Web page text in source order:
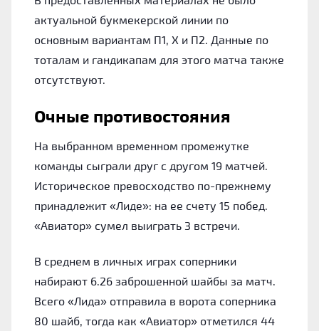
актуальной букмекерской линии по
основным вариантам П1, Х и П2. Данные по
тоталам и гандикапам для этого матча также
отсутствуют.
Очные противостояния
На выбранном временном промежутке
команды сыграли друг с другом 19 матчей.
Историческое превосходство по-прежнему
принадлежит «Лиде»: на ее счету 15 побед.
«Авиатор» сумел выиграть 3 встречи.
В среднем в личных играх соперники
набирают 6.26 заброшенной шайбы за матч.
Всего «Лида» отправила в ворота соперника
80 шайб, тогда как «Авиатор» отметился 44